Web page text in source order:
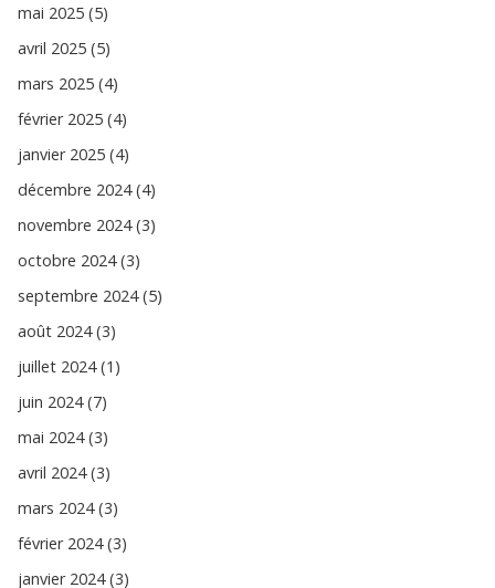
mai 2025 (5)
avril 2025 (5)
mars 2025 (4)
février 2025 (4)
janvier 2025 (4)
décembre 2024 (4)
novembre 2024 (3)
octobre 2024 (3)
septembre 2024 (5)
août 2024 (3)
juillet 2024 (1)
juin 2024 (7)
mai 2024 (3)
avril 2024 (3)
mars 2024 (3)
février 2024 (3)
janvier 2024 (3)